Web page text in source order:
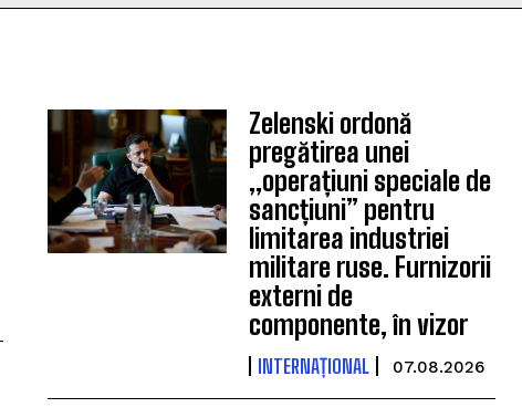
Zelenski ordonă
pregătirea unei
„operațiuni speciale de
sancțiuni” pentru
limitarea industriei
militare ruse. Furnizorii
externi de
componente, în vizor
INTERNAȚIONAL 07.08.2026